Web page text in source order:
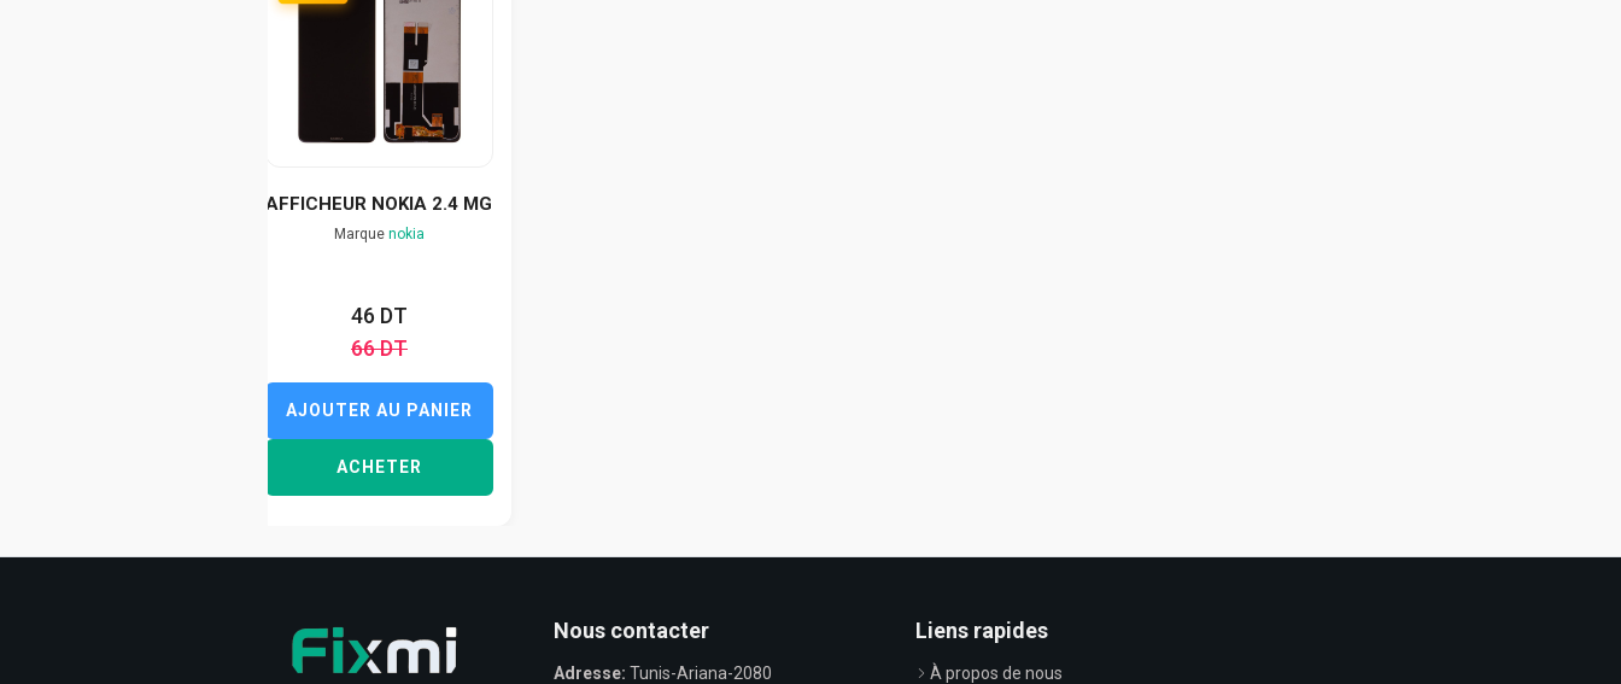
AFFICHEUR NOKIA 2.4 MG
Marque nokia
46 DT
66 DT
AJOUTER AU PANIER
ACHETER
Nous contacter
Adresse: Tunis-Ariana-2080
Liens rapides
À propos de nous